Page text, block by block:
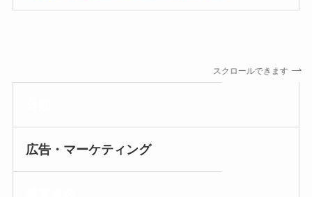
スクロールできます
広告・マーケティング